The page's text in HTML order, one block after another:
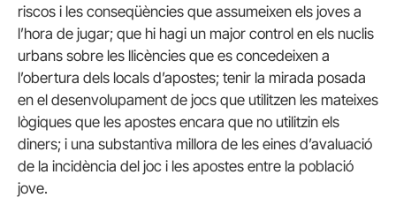
riscos i les conseqüències que assumeixen els joves a
l’hora de jugar; que hi hagi un major control en els nuclis
urbans sobre les llicències que es concedeixen a
l’obertura dels locals d’apostes; tenir la mirada posada
en el desenvolupament de jocs que utilitzen les mateixes
lògiques que les apostes encara que no utilitzin els
diners; i una substantiva millora de les eines d’avaluació
de la incidència del joc i les apostes entre la població
jove.